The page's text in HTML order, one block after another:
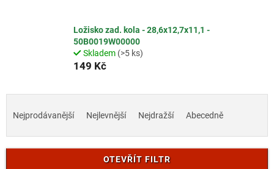
Ložisko zad. kola - 28,6x12,7x11,1 -
50B0019W00000
Skladem (>5 ks)
149 Kč
e
Nejprodávanější Nejlevnější Nejdražší Abecedně
OTEVŘÍT FILTR